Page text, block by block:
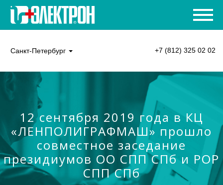
Санкт-Петербург +7 (812) 325 02 02
12 сентября 2019 года в КЦ
«ЛЕНПОЛИГРАФМАШ» прошло
совместное заседание
президиумов ОО СПП СПб и РОР
СПП СПб